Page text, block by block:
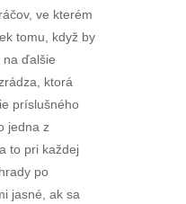
ve kterém
tomu, když by
na ďalšie
ktorá
príslušného
jedna z
to pri každej
po
jasné, ak sa